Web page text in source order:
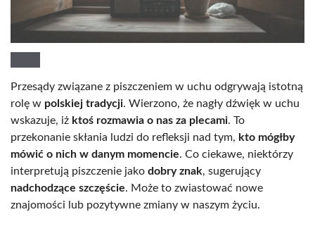
Przesądy związane z piszczeniem w uchu odgrywają istotną
rolę w polskiej tradycji. Wierzono, że nagły dźwięk w uchu
wskazuje, iż ktoś rozmawia o nas za plecami. To
przekonanie skłania ludzi do refleksji nad tym, kto mógłby
mówić o nich w danym momencie. Co ciekawe, niektórzy
interpretują piszczenie jako dobry znak, sugerujący
nadchodzące szczęście. Może to zwiastować nowe
znajomości lub pozytywne zmiany w naszym życiu.